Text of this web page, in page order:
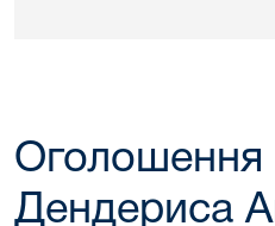
Оголошення
Дендериса